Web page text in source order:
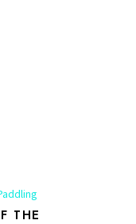
THE